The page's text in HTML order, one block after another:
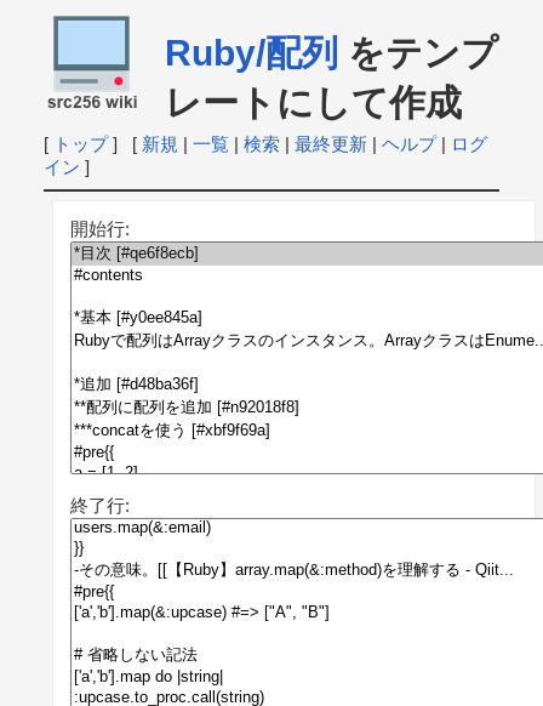
Ruby/配列 をテンプ
レートにして作成
[ トップ] [ 新規 | 一覧| 検索| 最終更新| ヘルプ| ログ
イン ]
開始行:
終了行: